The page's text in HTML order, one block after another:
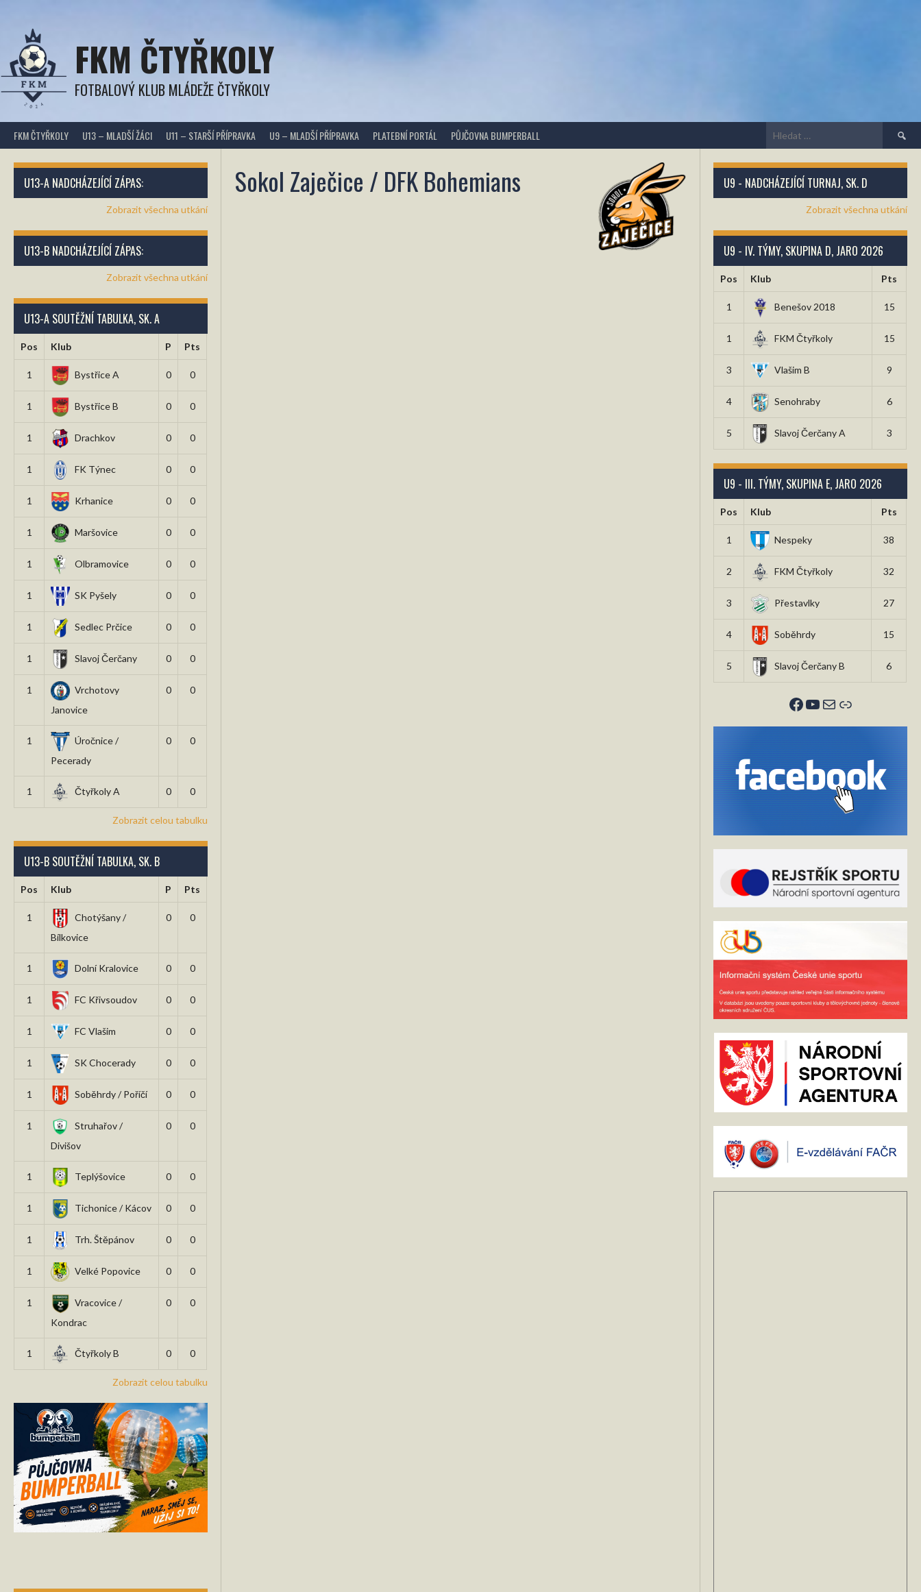
obsahu
FKM ČTYŘKOLY
FOTBALOVÝ KLUB MLÁDEŽE ČTYŘKOLY
FKM ČTYŘKOLY U13 – MLADŠÍ ŽÁCI U11 – STARŠÍ PŘÍPRAVKA U9 – MLADŠÍ PŘÍPRAVKA PLATEBNÍ PORTÁL PŮJČOVNA BUMPERBALL
Sokol Zaječice / DFK Bohemians
U13-A NADCHÁZEJÍCÍ ZÁPAS:
Zobrazit všechna utkání
U13-B NADCHÁZEJÍCÍ ZÁPAS:
Zobrazit všechna utkání
U13-A SOUTĚŽNÍ TABULKA, SK. A
Pos Klub P Pts
1 Bystřice A 0 0
1 Bystřice B 0 0
1 Drachkov 0 0
1 FK Týnec 0 0
1 Krhanice 0 0
1 Maršovice 0 0
1 Olbramovice 0 0
1 SK Pyšely 0 0
1 Sedlec Prčice 0 0
1 Slavoj Čerčany 0 0
1
Vrchotovy
Janovice
0 0
1
Úročnice /
Pecerady
0 0
1 Čtyřkoly A 0 0
Zobrazit celou tabulku
U13-B SOUTĚŽNÍ TABULKA, SK. B
Pos Klub P Pts
1
Chotýšany /
Bílkovice
0 0
1 Dolní Kralovice 0 0
1 FC Křivsoudov 0 0
1 FC Vlašim 0 0
1 SK Chocerady 0 0
1 Soběhrdy / Poříčí 0 0
1
Struhařov /
Divišov
0 0
1 Teplýšovice 0 0
1 Tichonice / Kácov 0 0
1 Trh. Štěpánov 0 0
1 Velké Popovice 0 0
1
Vracovice /
Kondrac
0 0
1 Čtyřkoly B 0 0
Zobrazit celou tabulku
U9 - NADCHÁZEJÍCÍ TURNAJ, SK. D
Zobrazit všechna utkání
U9 - IV. TÝMY, SKUPINA D, JARO 2026
Pos Klub Pts
1 Benešov 2018 15
1 FKM Čtyřkoly 15
3 Vlašim B 9
4 Senohraby 6
5 Slavoj Čerčany A 3
U9 - III. TÝMY, SKUPINA E, JARO 2026
Pos Klub Pts
1 Nespeky 38
2 FKM Čtyřkoly 32
3 Přestavlky 27
4 Soběhrdy 15
5 Slavoj Čerčany B 6
Facebook
YouTube
E-mailOdkaz